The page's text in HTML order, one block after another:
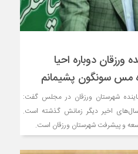
دوباره احیا
مس سونگون پشیمانم
شهرستان ورزقان در مجلس گفت:
اخیر دیگر زمانش گذشته است.
و پیشرفت شهرستان ورزقان است.